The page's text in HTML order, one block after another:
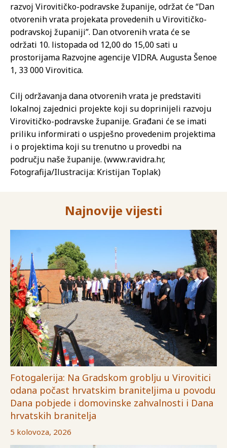
razvoj Virovitičko-podravske županije, održat će “Dan
otvorenih vrata projekata provedenih u Virovitičko-
podravskoj županiji”. Dan otvorenih vrata će se
održati 10. listopada od 12,00 do 15,00 sati u
prostorijama Razvojne agencije VIDRA. Augusta Šenoe
1, 33 000 Virovitica.
Cilj održavanja dana otvorenih vrata je predstaviti
lokalnoj zajednici projekte koji su doprinijeli razvoju
Virovitičko-podravske županije. Građani će se imati
priliku informirati o uspješno provedenim projektima
i o projektima koji su trenutno u provedbi na
području naše županije. (www.ravidra.hr,
Fotografija/Ilustracija: Kristijan Toplak)
Najnovije vijesti
Fotogalerija: Na Gradskom groblju u Virovitici
odana počast hrvatskim braniteljima u povodu
Dana pobjede i domovinske zahvalnosti i Dana
hrvatskih branitelja
5 kolovoza, 2026